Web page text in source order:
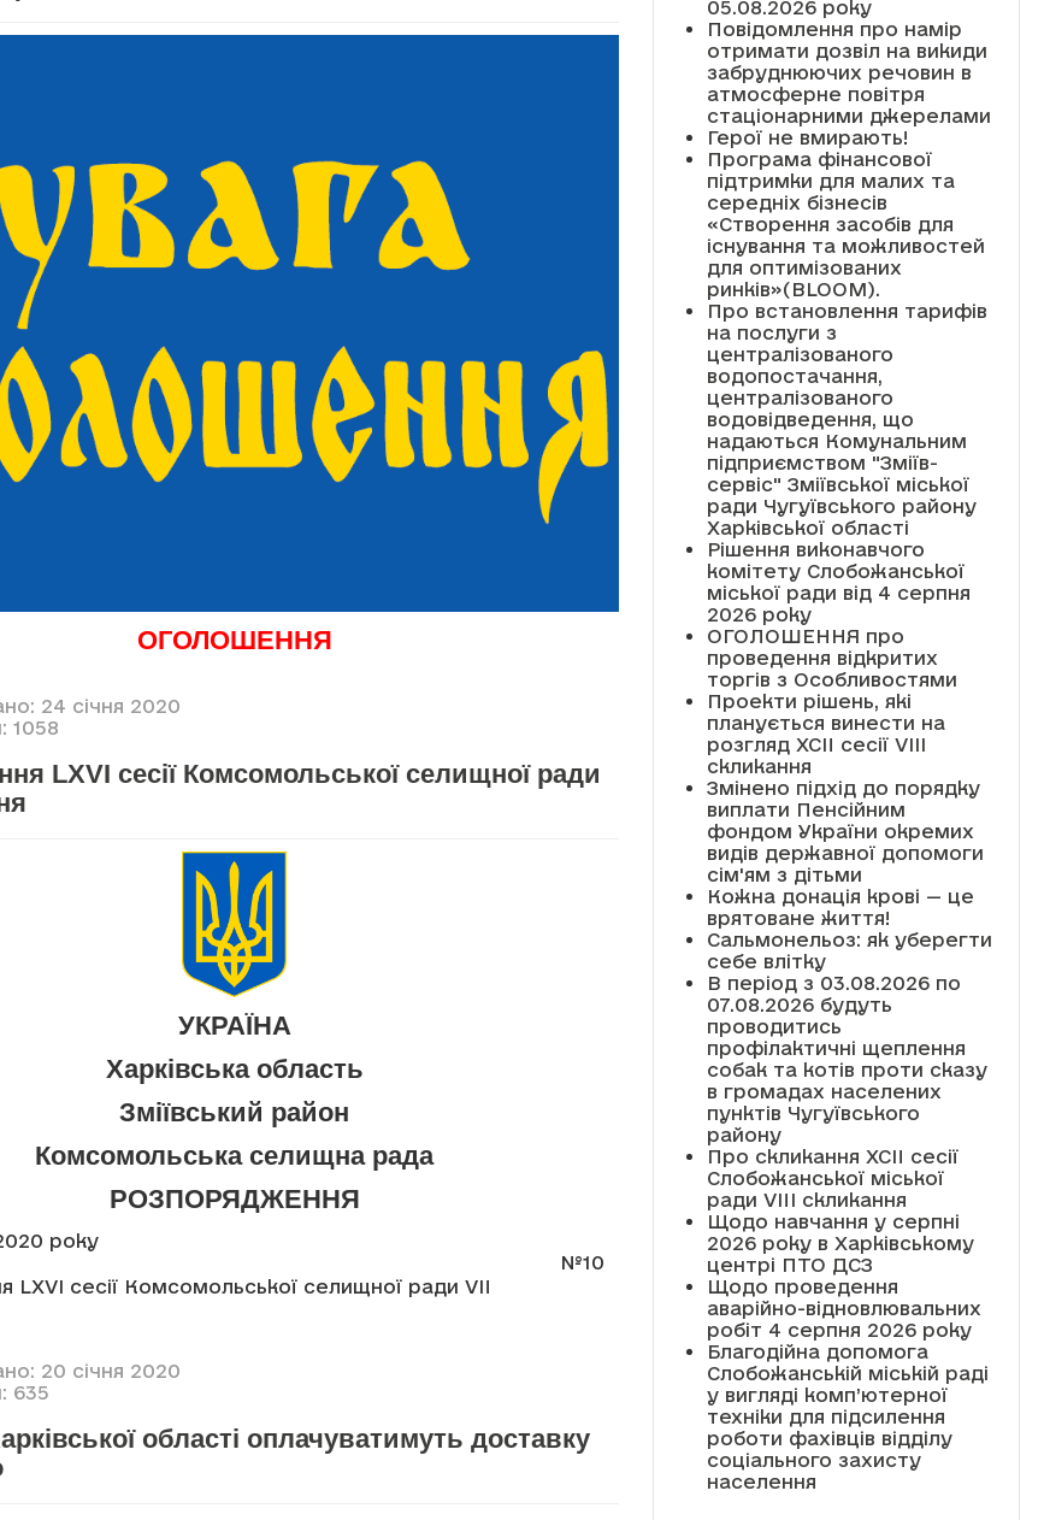
ОГОЛОШЕННЯ
24 січня 2020
1058
LXVI сесії Комсомольської селищної ради
УКРАЇНА
Харківська область
Зміївський район
Комсомольська селищна рада
РОЗПОРЯДЖЕННЯ
року
№10
LXVI сесії Комсомольської селищної ради VII
20 січня 2020
635
області оплачуватимуть доставку
05.08.2026 року
Повідомлення про намір
отримати дозвіл на викиди
забруднюючих речовин в
атмосферне повітря
стаціонарними джерелами
Герої не вмирають!
Програма фінансової
підтримки для малих та
середніх бізнесів
«Створення засобів для
існування та можливостей
для оптимізованих
ринків»(BLOOM).
Про встановлення тарифів
на послуги з
централізованого
водопостачання,
централізованого
водовідведення, що
надаються Комунальним
підприємством "Зміїв-
сервіс" Зміївської міської
ради Чугуївського району
Харківської області
Рішення виконавчого
комітету Слобожанської
міської ради від 4 серпня
2026 року
ОГОЛОШЕННЯ про
проведення відкритих
торгів з Особливостями
Проекти рішень, які
планується винести на
розгляд XCII сесії VІІІ
скликання
Змінено підхід до порядку
виплати Пенсійним
фондом України окремих
видів державної допомоги
сім'ям з дітьми
Кожна донація крові — це
врятоване життя!
Сальмонельоз: як уберегти
себе влітку
В період з 03.08.2026 по
07.08.2026 будуть
проводитись
профілактичні щеплення
собак та котів проти сказу
в громадах населених
пунктів Чугуївського
району
Про скликання XCII сесії
Слобожанської міської
ради VIII скликання
Щодо навчання у серпні
2026 року в Харківському
центрі ПТО ДСЗ
Щодо проведення
аварійно-відновлювальних
робіт 4 серпня 2026 року
Благодійна допомога
Слобожанській міській раді
у вигляді комп’ютерної
техніки для підсилення
роботи фахівців відділу
соціального захисту
населення